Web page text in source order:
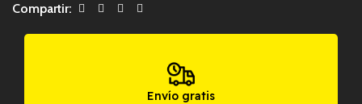
Compartir:
Envío gratis